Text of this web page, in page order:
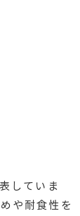
していま
や耐食性を